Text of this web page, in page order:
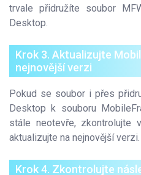
trvale přidružíte soubor
Desktop.
Krok 3. Aktualizujte
nejnovější verzi
Pokud se soubor i přes
Desktop k souboru
stále neotevře, zkontrolujte
aktualizujte na nejnovější verzi.
Krok 4. Zkontrolujte